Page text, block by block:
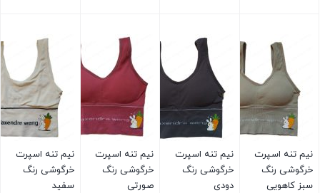
نیم تنه اسپرت
خرگوشی رنگ
سبز کاهویی
نیم تنه اسپرت
خرگوشی رنگ
دودی
نیم تنه اسپرت
خرگوشی رنگ
صورتی
نیم تنه اسپرت
خرگوشی رنگ
سفید